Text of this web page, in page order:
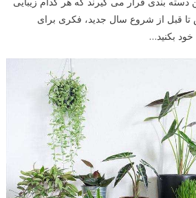
قبل از شروع سال جدید، فکری برای
بکنید…